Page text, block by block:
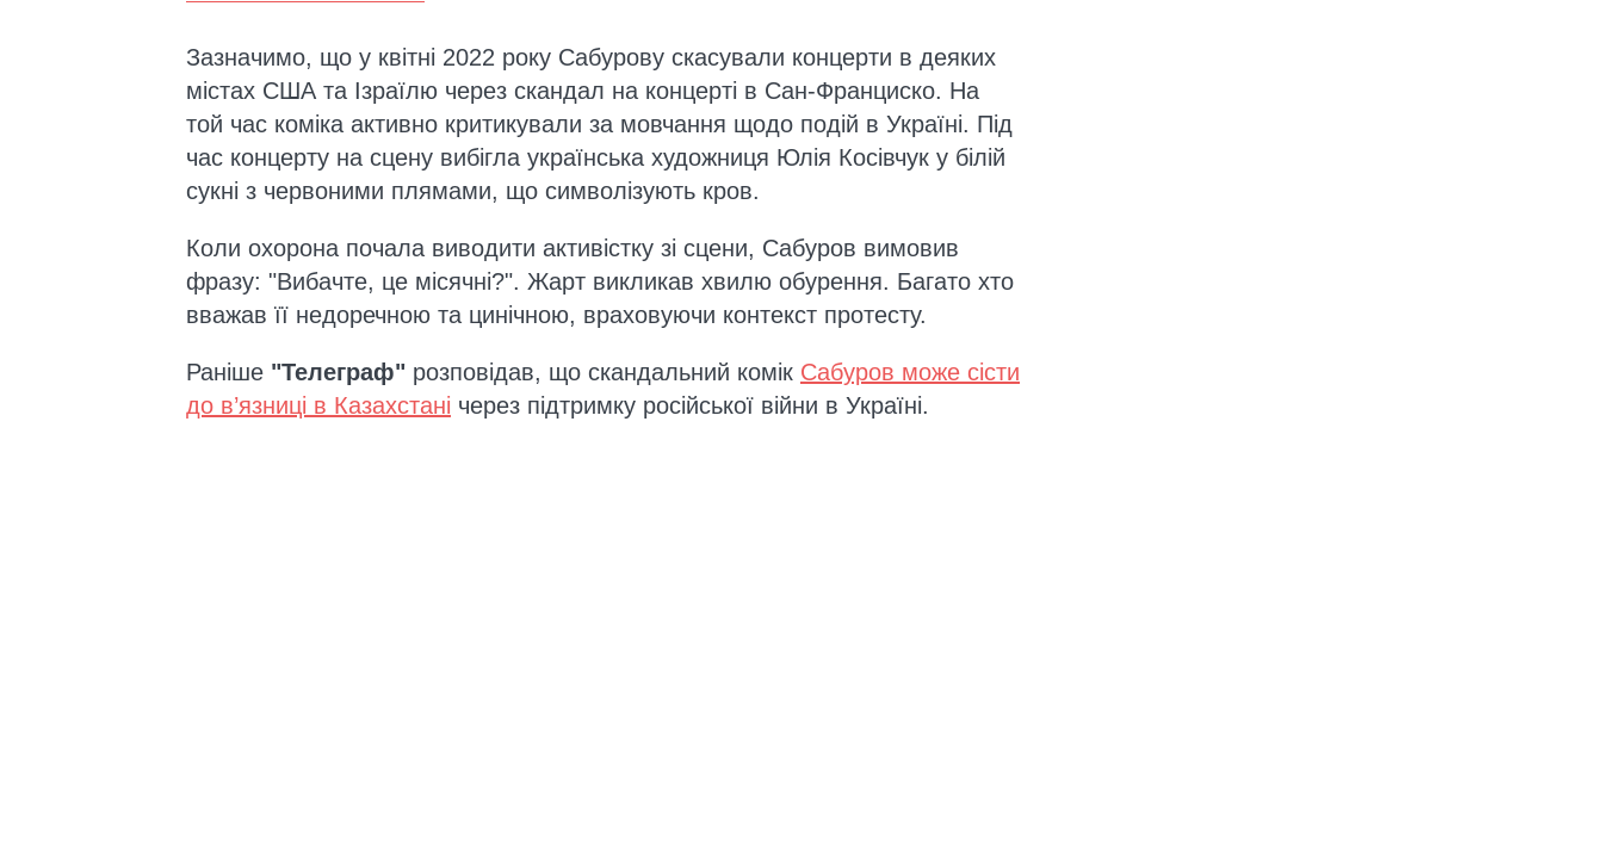
Зазначимо, що у квітні 2022 року Сабурову скасували концерти в деяких
містах США та Ізраїлю через скандал на концерті в Сан-Франциско. На
той час коміка активно критикували за мовчання щодо подій в Україні. Під
час концерту на сцену вибігла українська художниця Юлія Косівчук у білій
сукні з червоними плямами, що символізують кров.
Коли охорона почала виводити активістку зі сцени, Сабуров вимовив
фразу: "Вибачте, це місячні?". Жарт викликав хвилю обурення. Багато хто
вважав її недоречною та цинічною, враховуючи контекст протесту.
Раніше "Телеграф" розповідав, що скандальний комік Сабуров може сісти
до в’язниці в Казахстані через підтримку російської війни в Україні.